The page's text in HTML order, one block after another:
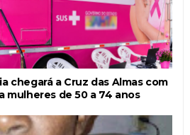
chegará a Cruz das Almas com
mulheres de 50 a 74 anos